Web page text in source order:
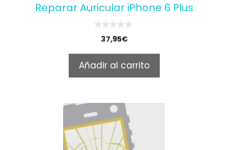
Reparar Auricular iPhone 6 Plus
o
f
5
37,95€
Añadir al carrito